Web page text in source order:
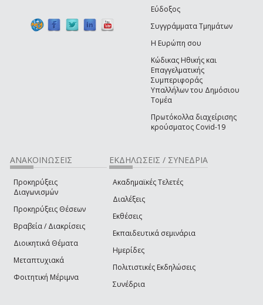
Εύδοξος
Συγγράμματα Τμημάτων
Η Ευρώπη σου
Κώδικας Ηθικής και
Επαγγελματικής
Συμπεριφοράς
Υπαλλήλων του Δημόσιου
Τομέα
Πρωτόκολλα διαχείρισης
κρούσματος Covid-19
ΑΝΑΚΟΙΝΩΣΕΙΣ
Προκηρύξεις
Διαγωνισμών
Προκηρύξεις Θέσεων
Βραβεία / Διακρίσεις
Διοικητικά Θέματα
Μεταπτυχιακά
Φοιτητική Μέριμνα
ΕΚΔΗΛΩΣΕΙΣ / ΣΥΝΕΔΡΙΑ
Ακαδημαϊκές Τελετές
Διαλέξεις
Εκθέσεις
Εκπαιδευτικά σεμινάρια
Ημερίδες
Πολιτιστικές Εκδηλώσεις
Συνέδρια